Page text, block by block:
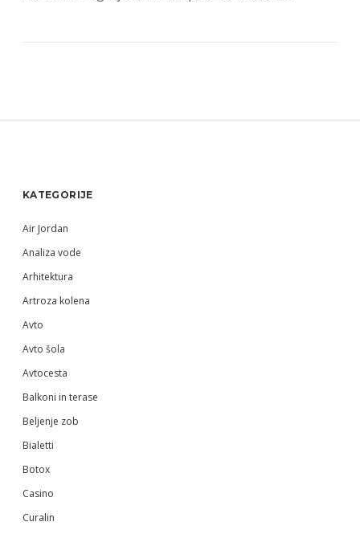
KATEGORIJE
Air Jordan
Analiza vode
Arhitektura
Artroza kolena
Avto
Avto šola
Avtocesta
Balkoni in terase
Beljenje zob
Bialetti
Botox
Casino
Curalin